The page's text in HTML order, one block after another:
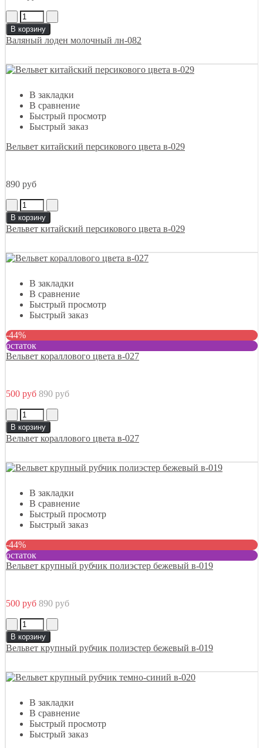
В корзину
Валяный лоден молочный лн-082
В закладки
В сравнение
Быстрый просмотр
Быстрый заказ
Вельвет китайский персикового цвета в-029
890 руб
В корзину
Вельвет китайский персикового цвета в-029
В закладки
В сравнение
Быстрый просмотр
Быстрый заказ
-44%
остаток
Вельвет кораллового цвета в-027
500 руб 890 руб
В корзину
Вельвет кораллового цвета в-027
В закладки
В сравнение
Быстрый просмотр
Быстрый заказ
-44%
остаток
Вельвет крупный рубчик полиэстер бежевый в-019
500 руб 890 руб
В корзину
Вельвет крупный рубчик полиэстер бежевый в-019
В закладки
В сравнение
Быстрый просмотр
Быстрый заказ